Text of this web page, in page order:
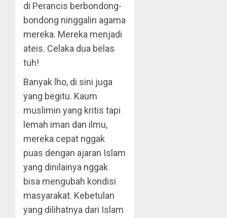
di Perancis berbondong-
bondong ninggalin agama
mereka. Mereka menjadi
ateis. Celaka dua belas
tuh!
Banyak lho, di sini juga
yang begitu. Kaum
muslimin yang kritis tapi
lemah iman dan ilmu,
mereka cepat nggak
puas dengan ajaran Islam
yang dinilainya nggak
bisa mengubah kondisi
masyarakat. Kebetulan
yang dilihatnya dari Islam